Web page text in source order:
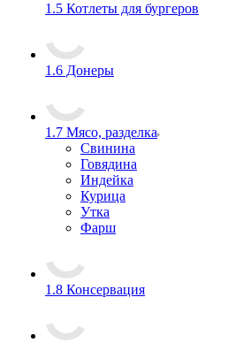
1.5 Котлеты для бургеров
1.6 Донеры
1.7 Мясо, разделка
Свинина
Говядина
Индейка
Курица
Утка
Фарш
1.8 Консервация